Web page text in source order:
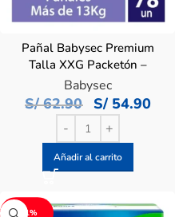
Pañal Babysec Premium
Talla XXG Packetón –
Bolsa 78 UN
Babysec
S/62.90 S/54.90
Añadir al carrito
-11%